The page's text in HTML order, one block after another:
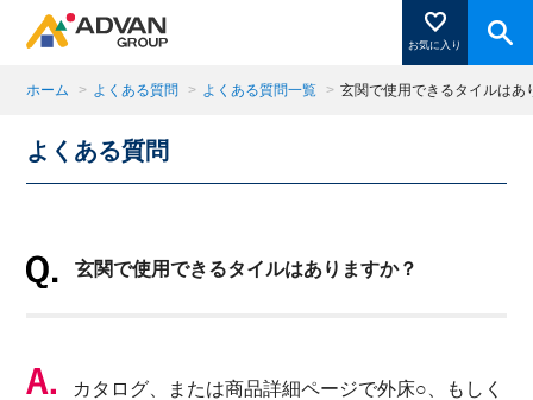
お気に入り
商品ページにある「お気に入り登録」を押すと登録した
商品がここに表示されます。
ホーム > よくある質問 > よくある質問一覧 > 玄関で使用できるタイルはあ
よくある質問
玄関で使用できるタイルはありますか？
カタログ、または商品詳細ページで外床○、もしく